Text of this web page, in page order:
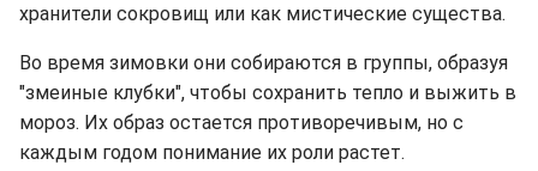
хранители сокровищ или как мистические существа.
Во время зимовки они собираются в группы, образуя
"змеиные клубки", чтобы сохранить тепло и выжить в
мороз. Их образ остается противоречивым, но с
каждым годом понимание их роли растет.